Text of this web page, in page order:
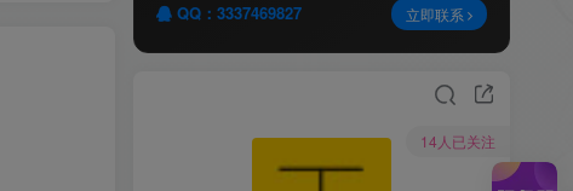
QQ：3337469827 立即联系
14人已关注